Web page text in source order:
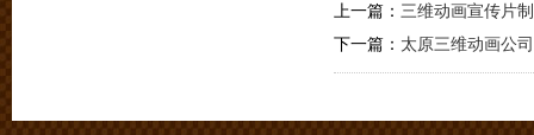
上一篇： 三维动画宣传片
下一篇： 太原三维动画公